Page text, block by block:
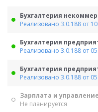
Бухгалтерия
Реализовано 3.0.188 от
Бухгалтерия
Реализовано 3.0.188 от
Бухгалтерия
Реализовано 3.0.188 от
Зарплата и
Не планируется